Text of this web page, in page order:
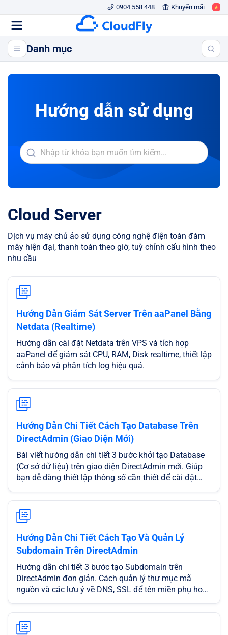
0904 558 448 Khuyến mãi
Danh mục
Hướng dẫn sử dụng
Cloud Server
Dịch vụ máy chủ ảo sử dụng công nghệ điện toán đám
mây hiện đại, thanh toán theo giờ, tuỳ chỉnh cấu hình theo
nhu cầu
Hướng Dẫn Giám Sát Server Trên aaPanel Bằng
Netdata (Realtime)
Hướng dẫn cài đặt Netdata trên VPS và tích hợp
aaPanel để giám sát CPU, RAM, Disk realtime, thiết lập
cảnh báo và phân tích log hiệu quả.
Hướng Dẫn Chi Tiết Cách Tạo Database Trên
DirectAdmin (Giao Diện Mới)
Bài viết hướng dẫn chi tiết 3 bước khởi tạo Database
(Cơ sở dữ liệu) trên giao diện DirectAdmin mới. Giúp
bạn dễ dàng thiết lập thông số cần thiết để cài đặt
chóng, an toàn và chính xác.
Hướng Dẫn Chi Tiết Cách Tạo Và Quản Lý
Subdomain Trên DirectAdmin
Hướng dẫn chi tiết 3 bước tạo Subdomain trên
DirectAdmin đơn giản. Cách quản lý thư mục mã
nguồn và các lưu ý về DNS, SSL để tên miền phụ hoạt